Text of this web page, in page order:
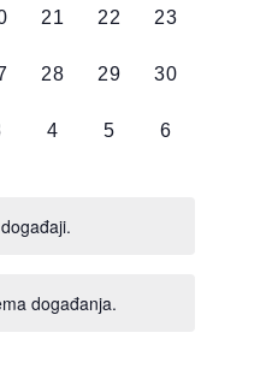
0
21
0
22
0
23
0
28
0
29
0
30
0
4
0
5
0
6
događanja.